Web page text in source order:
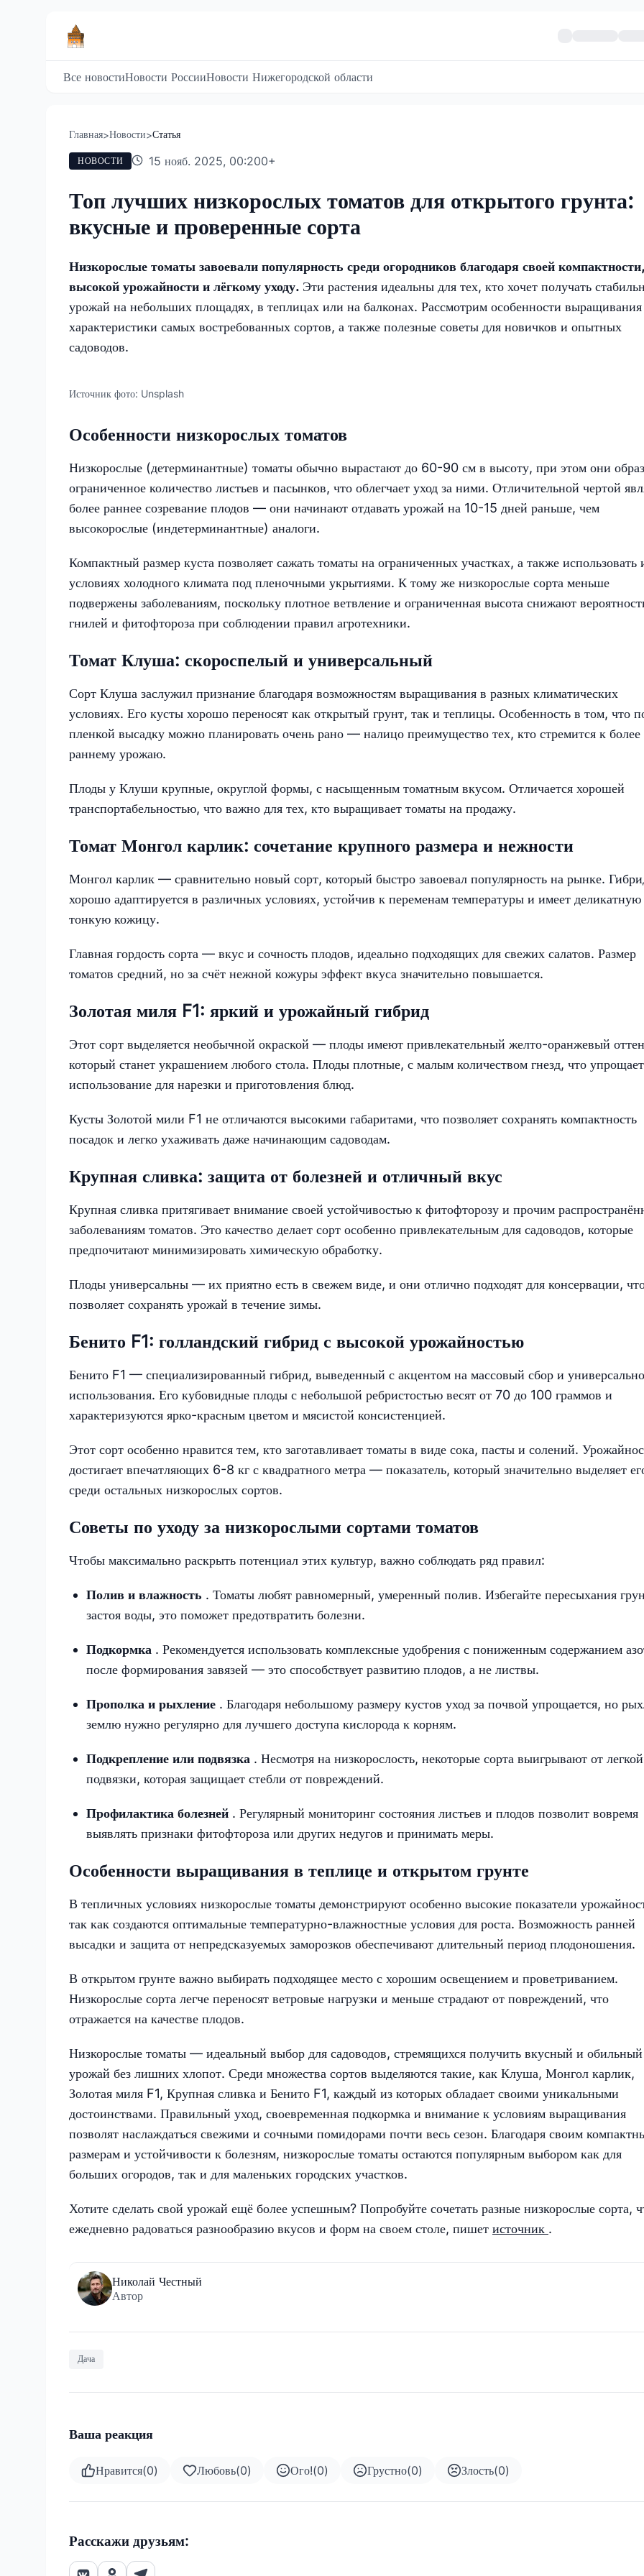
Все новостиНовости РоссииНовости Нижегородской области
Главная>Новости>Статья
НОВОСТИ 15 нояб. 2025, 00:200+
Топ лучших низкорослых томатов для открытого грунта:
вкусные и проверенные сорта
Низкорослые томаты завоевали популярность среди огородников благодаря своей компактности,
высокой урожайности и лёгкому уходу. Эти растения идеальны для тех, кто хочет получать
урожай на небольших площадях, в теплицах или на балконах. Рассмотрим особенности
характеристики самых востребованных сортов, а также полезные советы для новичков и опытных
садоводов.
Источник фото: Unsplash
Особенности низкорослых томатов
Низкорослые (детерминантные) томаты обычно вырастают до 60-90 см в высоту, при этом они
ограниченное количество листьев и пасынков, что облегчает уход за ними. Отличительной чертой
более раннее созревание плодов — они начинают отдавать урожай на 10-15 дней раньше, чем
высокорослые (индетерминантные) аналоги.
Компактный размер куста позволяет сажать томаты на ограниченных участках, а также использовать
условиях холодного климата под пленочными укрытиями. К тому же низкорослые сорта меньше
подвержены заболеваниям, поскольку плотное ветвление и ограниченная высота снижают
гнилей и фитофтороза при соблюдении правил агротехники.
Томат Клуша: скороспелый и универсальный
Сорт Клуша заслужил признание благодаря возможностям выращивания в разных климатических
условиях. Его кусты хорошо переносят как открытый грунт, так и теплицы. Особенность в том, что
пленкой высадку можно планировать очень рано — налицо преимущество тех, кто стремится к более
раннему урожаю.
Плоды у Клуши крупные, округлой формы, с насыщенным томатным вкусом. Отличается хорошей
транспортабельностью, что важно для тех, кто выращивает томаты на продажу.
Томат Монгол карлик: сочетание крупного размера и нежности
Монгол карлик — сравнительно новый сорт, который быстро завоевал популярность на рынке.
хорошо адаптируется в различных условиях, устойчив к переменам температуры и имеет деликатную
тонкую кожицу.
Главная гордость сорта — вкус и сочность плодов, идеально подходящих для свежих салатов. Размер
томатов средний, но за счёт нежной кожуры эффект вкуса значительно повышается.
Золотая миля F1: яркий и урожайный гибрид
Этот сорт выделяется необычной окраской — плоды имеют привлекательный желто-оранжевый
который станет украшением любого стола. Плоды плотные, с малым количеством гнезд, что
использование для нарезки и приготовления блюд.
Кусты Золотой мили F1 не отличаются высокими габаритами, что позволяет сохранять компактность
посадок и легко ухаживать даже начинающим садоводам.
Крупная сливка: защита от болезней и отличный вкус
Крупная сливка притягивает внимание своей устойчивостью к фитофторозу и прочим
заболеваниям томатов. Это качество делает сорт особенно привлекательным для садоводов, которые
предпочитают минимизировать химическую обработку.
Плоды универсальны — их приятно есть в свежем виде, и они отлично подходят для консервации,
позволяет сохранять урожай в течение зимы.
Бенито F1: голландский гибрид с высокой урожайностью
Бенито F1 — специализированный гибрид, выведенный с акцентом на массовый сбор и
использования. Его кубовидные плоды с небольшой ребристостью весят от 70 до 100 граммов и
характеризуются ярко-красным цветом и мясистой консистенцией.
Этот сорт особенно нравится тем, кто заготавливает томаты в виде сока, пасты и солений.
достигает впечатляющих 6-8 кг с квадратного метра — показатель, который значительно выделяет
среди остальных низкорослых сортов.
Советы по уходу за низкорослыми сортами томатов
Чтобы максимально раскрыть потенциал этих культур, важно соблюдать ряд правил:
Полив и влажность . Томаты любят равномерный, умеренный полив. Избегайте пересыхания
застоя воды, это поможет предотвратить болезни.
Подкормка . Рекомендуется использовать комплексные удобрения с пониженным содержанием
после формирования завязей — это способствует развитию плодов, а не листвы.
Прополка и рыхление . Благодаря небольшому размеру кустов уход за почвой упрощается, но
землю нужно регулярно для лучшего доступа кислорода к корням.
Подкрепление или подвязка . Несмотря на низкорослость, некоторые сорта выигрывают от легкой
подвязки, которая защищает стебли от повреждений.
Профилактика болезней . Регулярный мониторинг состояния листьев и плодов позволит вовремя
выявлять признаки фитофтороза или других недугов и принимать меры.
Особенности выращивания в теплице и открытом грунте
В тепличных условиях низкорослые томаты демонстрируют особенно высокие показатели
так как создаются оптимальные температурно-влажностные условия для роста. Возможность ранней
высадки и защита от непредсказуемых заморозков обеспечивают длительный период плодоношения.
В открытом грунте важно выбирать подходящее место с хорошим освещением и проветриванием.
Низкорослые сорта легче переносят ветровые нагрузки и меньше страдают от повреждений, что
отражается на качестве плодов.
Низкорослые томаты — идеальный выбор для садоводов, стремящихся получить вкусный и обильный
урожай без лишних хлопот. Среди множества сортов выделяются такие, как Клуша, Монгол карлик,
Золотая миля F1, Крупная сливка и Бенито F1, каждый из которых обладает своими уникальными
достоинствами. Правильный уход, своевременная подкормка и внимание к условиям выращивания
позволят наслаждаться свежими и сочными помидорами почти весь сезон. Благодаря своим
размерам и устойчивости к болезням, низкорослые томаты остаются популярным выбором как для
больших огородов, так и для маленьких городских участков.
Хотите сделать свой урожай ещё более успешным? Попробуйте сочетать разные низкорослые сорта,
ежедневно радоваться разнообразию вкусов и форм на своем столе, пишет источник .
Николай Честный
Автор
Дача
Ваша реакция
Нравится(0) Любовь(0) Ого!(0) Грустно(0) Злость(0)
Расскажи друзьям: